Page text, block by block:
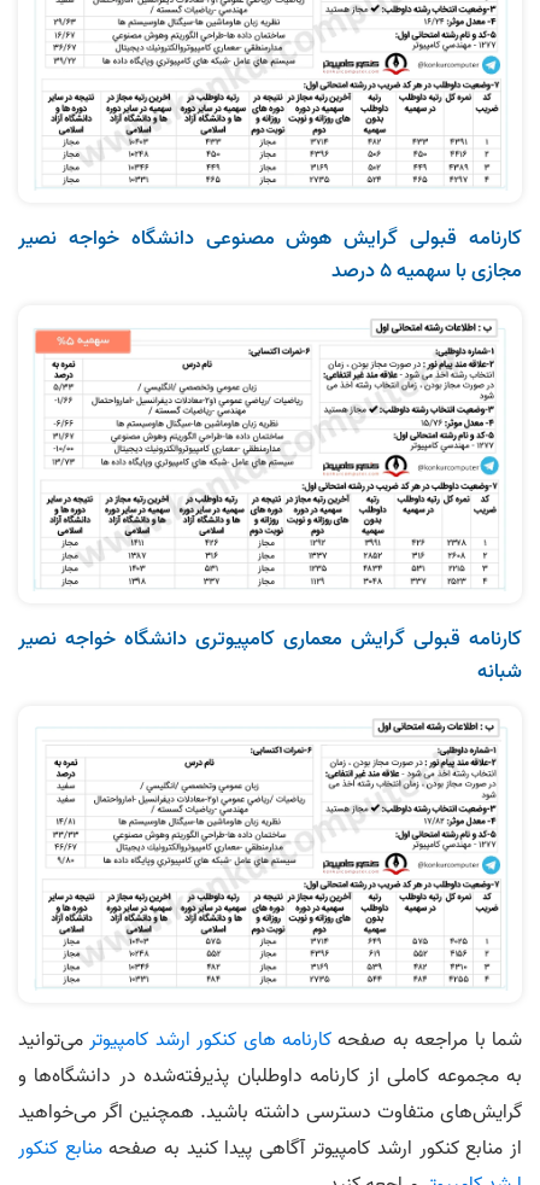
کارنامه قبولی گرایش هوش مصنوعی دانشگاه خواجه‌ نصیر
مجازی با سهمیه 5 درصد
کارنامه قبولی گرایش معماری کامپیوتری دانشگاه خواجه‌ نصیر
شبانه
شما با مراجعه به صفحهکارنامه های کنکور ارشد کامپیوترمی‌توانید
به مجموعه کاملی از کارنامه‌ داوطلبان پذیرفته‌شده در دانشگاه‌ها و
گرایش‌های متفاوت دسترسی داشته باشید. همچنین اگر می‌خواهید
از منابع کنکور ارشد کامپیوتر آگاهی پیدا کنید به صفحهمنابع کنکور